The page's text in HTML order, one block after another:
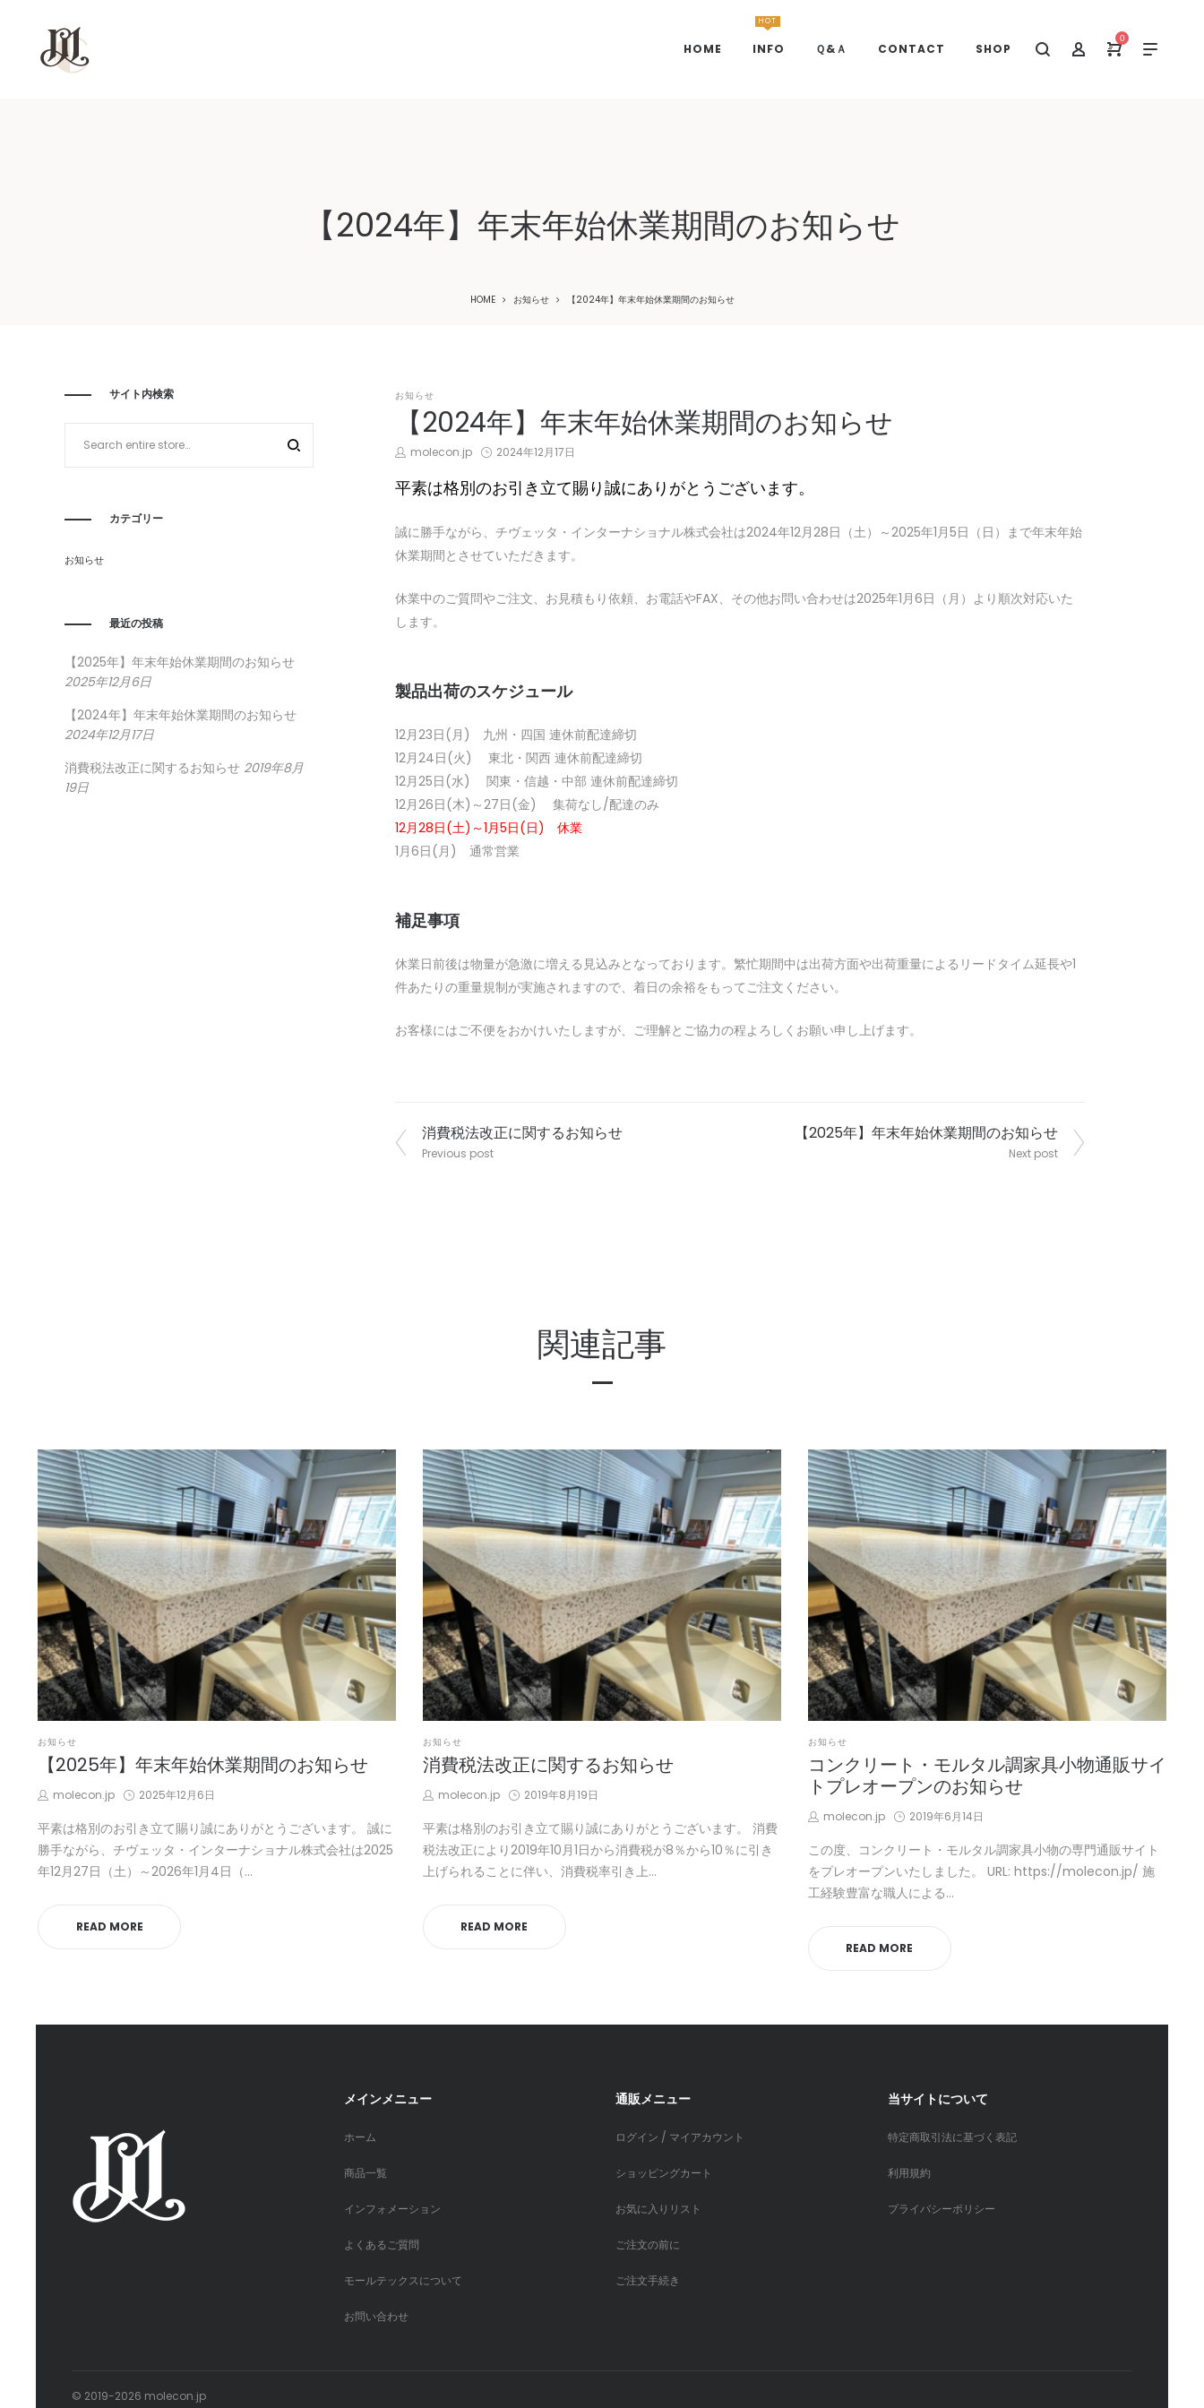
モ
モ
0
HOME INFO
HOT
Ｑ&Ａ CONTACT SHOP
【2024年】年末年始休業期間のお知らせ
HOME お知らせ 【2024年】年末年始休業期間のお知らせ
POSTED
お知らせ
【2024年】年末年始休業期間のお知らせ
by
molecon.jp
Posted
2024年12月17日
平素は格別のお引き立て賜り誠にありがとうございます。
誠に勝手ながら、チヴェッタ・インターナショナル株式会社は2024年12月28日（土）～2025年1月5日（日）まで年末年始
休業期間とさせていただきます。
休業中のご質問やご注文、お見積もり依頼、お電話やFAX、その他お問い合わせは2025年1月6日（月）より順次対応いた
します。
製品出荷のスケジュール
12月23日(月) 九州・四国 連休前配達締切
12月24日(火) 東北・関西 連休前配達締切
12月25日(水) 関東・信越・中部 連休前配達締切
12月26日(木)～27日(金) 集荷なし/配達のみ
12月28日(土)～1月5日(日) 休業
1月6日(月) 通常営業
補足事項
休業日前後は物量が急激に増える見込みとなっております。繁忙期間中は出荷方面や出荷重量によるリードタイム延長や1
件あたりの重量規制が実施されますので、着日の余裕をもってご注文ください。
お客様にはご不便をおかけいたしますが、ご理解とご協力の程よろしくお願い申し上げます。
投
ン
消費税法改正に関するお知らせ
Previous post
【2025年】年末年始休業期間のお知らせ
Next post
サイト内検索
カテゴリー
お知らせ
最近の投稿
【2025年】年末年始休業期間のお知らせ
2025年12月6日
【2024年】年末年始休業期間のお知らせ
2024年12月17日
消費税法改正に関するお知らせ 2019年8月
19日
関連記事
POSTED
お知らせ
【2025年】年末年始休業期間のお知らせ
by
molecon.jp
Posted
2025年12月6日
平素は格別のお引き立て賜り誠にありがとうございます。 誠に
勝手ながら、チヴェッタ・インターナショナル株式会社は2025
年12月27日（土）～2026年1月4日（…
READ MORE
POSTED
IN
お知らせ
消費税法改正に関するお知らせ
by
molecon.jp
Posted
2019年8月19日
平素は格別のお引き立て賜り誠にありがとうございます。 消費
税法改正により2019年10月1日から消費税が8％から10％に引き
上げられることに伴い、消費税率引き上…
READ MORE
POSTED
お知らせ
コンクリート・モルタル調家具小物通販サイ
トプレオープンのお知らせ
by
molecon.jp
Posted
2019年6月14日
この度、コンクリート・モルタル調家具小物の専門通販サイト
をプレオープンいたしました。 URL: https://molecon.jp/ 施
工経験豊富な職人による…
READ MORE
メインメニュー
ホーム
商品一覧
インフォメーション
よくあるご質問
モールテックスについて
お問い合わせ
通販メニュー
ログイン / マイアカウント
ショッピングカート
お気に入りリスト
ご注文の前に
ご注文手続き
当サイトについて
特定商取引法に基づく表記
利用規約
プライバシーポリシー
© 2019-2026 molecon.jp